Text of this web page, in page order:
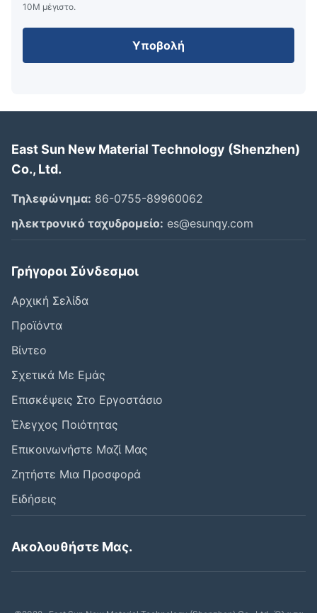
10M μέγιστο.
Υποβολή
East Sun New Material Technology (Shenzhen)
Co., Ltd.
Τηλεφώνημα: 86-0755-89960062
ηλεκτρονικό ταχυδρομείο: es@esunqy.com
Γρήγοροι Σύνδεσμοι
Αρχική Σελίδα
Προϊόντα
Βίντεο
Σχετικά Με Εμάς
Επισκέψεις Στο Εργοστάσιο
Έλεγχος Ποιότητας
Επικοινωνήστε Μαζί Μας
Ζητήστε Μια Προσφορά
Ειδήσεις
Ακολουθήστε Μας.